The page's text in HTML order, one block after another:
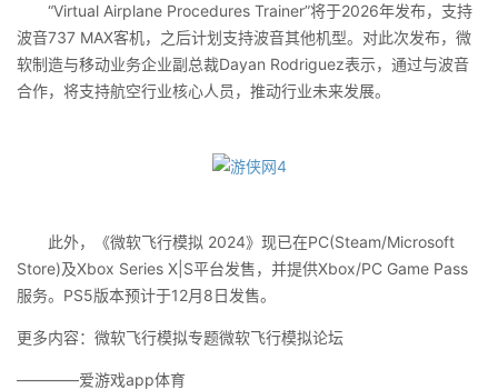
“Virtual Airplane Procedures Trainer”将于2026年发布，支持
波音737 MAX客机，之后计划支持波音其他机型。对此次发布，微
软制造与移动业务企业副总裁Dayan Rodriguez表示，通过与波音
合作，将支持航空行业核心人员，推动行业未来发展。
此外，《微软飞行模拟 2024》现已在PC(Steam/Microsoft
Store)及Xbox Series X|S平台发售，并提供Xbox/PC Game Pass
服务。PS5版本预计于12月8日发售。
更多内容：微软飞行模拟专题微软飞行模拟论坛
————爱游戏app体育